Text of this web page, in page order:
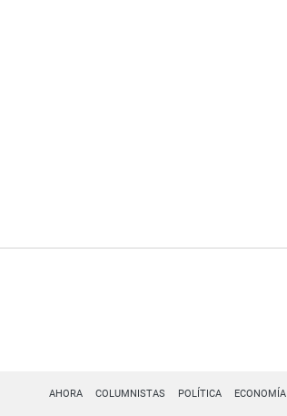
AHORA COLUMNISTAS POLÍTICA ECONOMÍA